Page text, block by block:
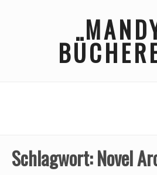
Schlagwort:Novel